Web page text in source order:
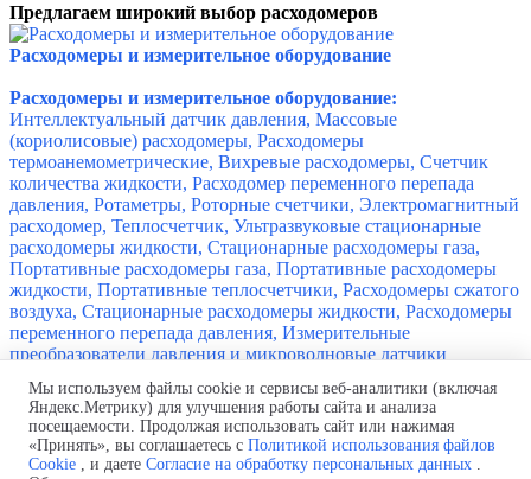
Предлагаем широкий выбор расходомеров
Расходомеры и измерительное оборудование
Расходомеры и измерительное оборудование:
Интеллектуальный датчик давления, Массовые
(кориолисовые) расходомеры, Расходомеры
термоанемометрические, Вихревые расходомеры, Счетчик
количества жидкости, Расходомер переменного перепада
давления, Ротаметры, Роторные счетчики, Электромагнитный
расходомер, Теплосчетчик, Ультразвуковые стационарные
расходомеры жидкости, Стационарные расходомеры газа,
Портативные расходомеры газа, Портативные расходомеры
жидкости, Портативные теплосчетчики, Расходомеры сжатого
воздуха, Стационарные расходомеры жидкости, Расходомеры
переменного перепада давления, Измерительные
преобразователи давления и микроволновые датчики
Производство и поставка шинных мостов.
Проект бесплатно! Быстро и всрок!Монтаж "под ключ"!
Телефон:
+7 (843) 250-44-56
Мы используем файлы cookie и сервисы веб-аналитики (включая
Яндекс.Метрику) для улучшения работы сайта и анализа
посещаемости. Продолжая использовать сайт или нажимая
«Принять», вы соглашаетесь с Политикой использования файлов
Cookie , и даете Согласие на обработку персональных данных .